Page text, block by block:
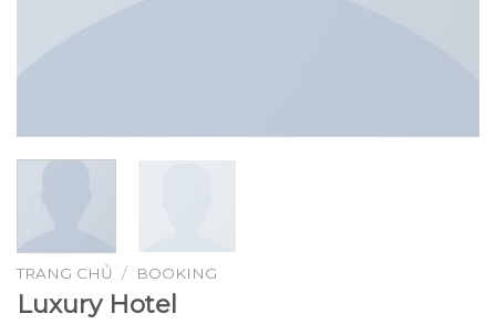
TRANG CHỦ / BOOKING
Luxury Hotel